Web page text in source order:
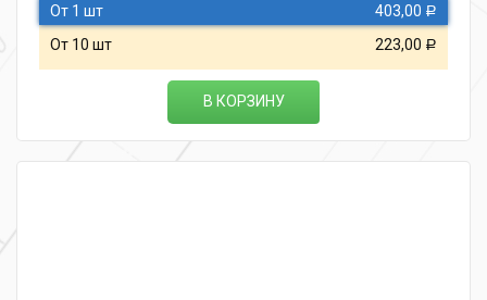
От 1 шт 403,00 Р
От 10 шт 223,00 Р
В КОРЗИНУ